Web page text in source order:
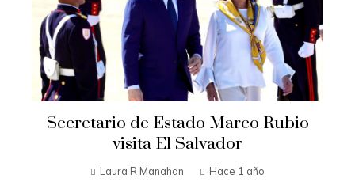
Secretario de Estado Marco Rubio
visita El Salvador
Laura R Manahan Hace 1 año